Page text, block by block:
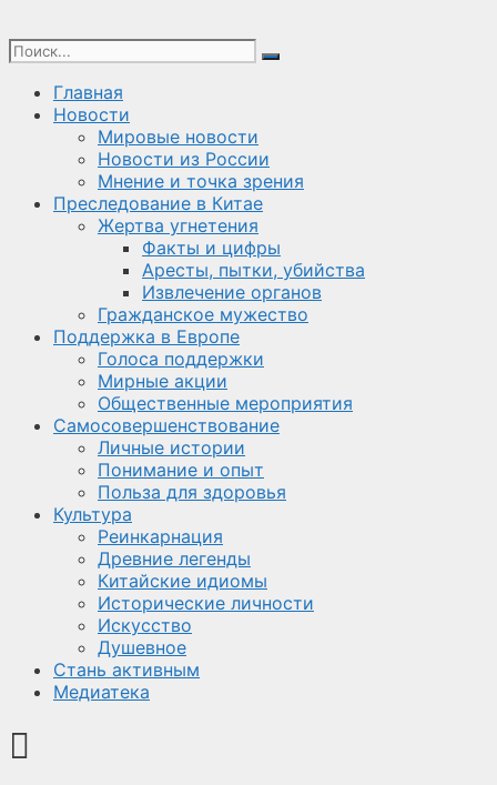
Главная
Новости
Мировые новости
Новости из России
Мнение и точка зрения
Преследование в Китае
Жертва угнетения
Факты и цифры
Аресты, пытки, убийства
Извлечение органов
Гражданское мужество
Поддержка в Европе
Голоса поддержки
Мирные акции
Общественные мероприятия
Самосовершенствование
Личные истории
Понимание и опыт
Польза для здоровья
Культура
Реинкарнация
Древние легенды
Китайские идиомы
Исторические личности
Искусство
Душевное
Стань активным
Медиатека